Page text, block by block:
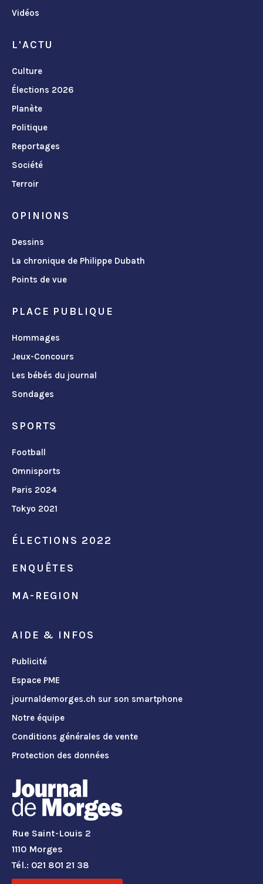
Vidéos
L'ACTU
Culture
Élections 2026
Planète
Politique
Reportages
Société
Terroir
OPINIONS
Dessins
La chronique de Philippe Dubath
Points de vue
PLACE PUBLIQUE
Hommages
Jeux-Concours
Les bébés du journal
Sondages
SPORTS
Football
Omnisports
Paris 2024
Tokyo 2021
ÉLECTIONS 2022
ENQUÊTES
MA-REGION
AIDE & INFOS
Publicité
Espace PME
journaldemorges.ch sur son smartphone
Notre équipe
Conditions générales de vente
Protection des données
Rue Saint-Louis 2
1110 Morges
Tél.: 021 801 21 38